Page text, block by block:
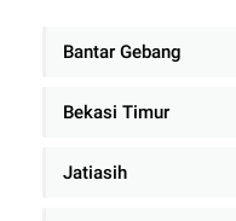
Bantar Gebang
Bekasi Timur
Jatiasih